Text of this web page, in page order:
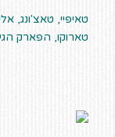
טאיפיי, טאצ'ונג,
טארוקו, הפארק